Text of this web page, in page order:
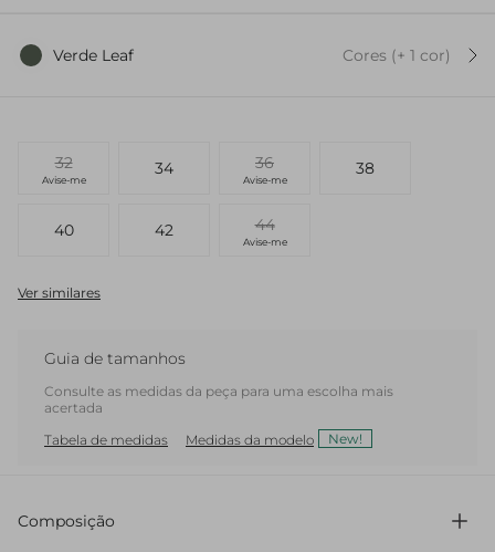
Verde Leaf Cores (+ 1 cor)
32
Avise-me
34 36
Avise-me
38
40 42 44
Avise-me
Ver similares
Guia de tamanhos
Consulte as medidas da peça para uma escolha mais
acertada
Tabela de medidas
Medidas da modelo New!
Composição